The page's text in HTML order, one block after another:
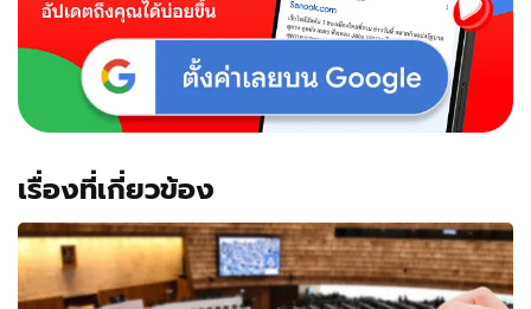
เรื่องที่เกี่ยวข้อง